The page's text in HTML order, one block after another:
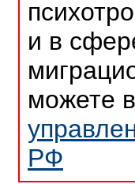
и в
можете
РФ